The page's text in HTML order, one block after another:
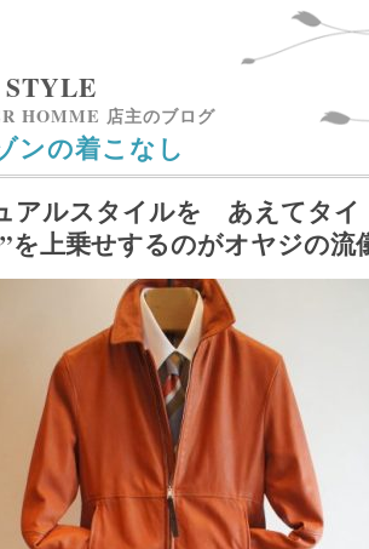
HOMME 店主のブログ
ンの着こなし
アルスタイルを あえてタイ
を上乗せするのがオヤジの流